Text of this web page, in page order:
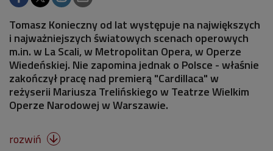
Tomasz Konieczny od lat występuje na największych
i najważniejszych światowych scenach operowych
m.in. w La Scali, w Metropolitan Opera, w Operze
Wiedeńskiej. Nie zapomina jednak o Polsce - właśnie
zakończył pracę nad premierą "Cardillaca" w
reżyserii Mariusza Trelińskiego w Teatrze Wielkim
Operze Narodowej w Warszawie.
rozwiń 